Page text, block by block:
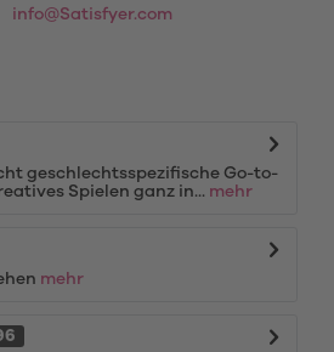
info@Satisfyer.com
geschlechtsspezifische Go-to-
Spielen ganz in... mehr
mehr